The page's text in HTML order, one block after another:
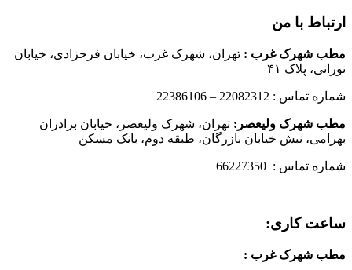
ارتباط با من
مطب شهرک غرب : تهران، شهرک غرب، خیابان فرحزادی، خیابان
نورانی، پلاک ۴۱
شماره تماس : 22082312 – 22386106
مطب شهرک ولیعصر: تهران، شهرک ولیعصر، خیابان برادران
بهرامی، نبش خیابان بازرگان، طبقه دوم، بانک مسکن
شماره تماس : 66227350
ساعت کاری:
مطب شهرک غرب :